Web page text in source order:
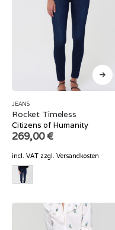
JEANS
Rocket Timeless
Citizens of Humanity
269,00€
incl. VAT zzgl. Versandkosten